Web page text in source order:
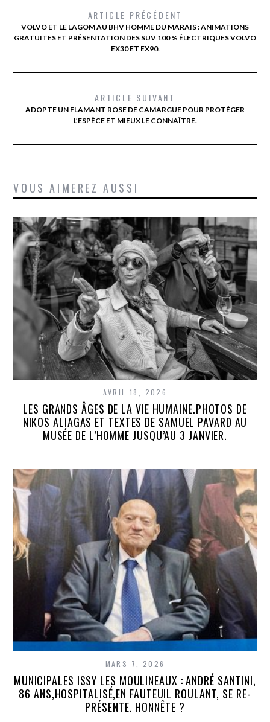
ARTICLE PRÉCÉDENT
VOLVO ET LE LAGOM AU BHV HOMME DU MARAIS : ANIMATIONS
GRATUITES ET PRÉSENTATION DES SUV 100 % ÉLECTRIQUES VOLVO
EX30 ET EX90.
ARTICLE SUIVANT
ADOPTE UN FLAMANT ROSE DE CAMARGUE POUR PROTÉGER
L’ESPÈCE ET MIEUX LE CONNAÎTRE.
VOUS AIMEREZ AUSSI
AVRIL 18, 2026
LES GRANDS ÂGES DE LA VIE HUMAINE.PHOTOS DE
NIKOS ALIAGAS ET TEXTES DE SAMUEL PAVARD AU
MUSÉE DE L’HOMME JUSQU’AU 3 JANVIER.
MARS 7, 2026
MUNICIPALES ISSY LES MOULINEAUX : ANDRÉ SANTINI,
86 ANS,HOSPITALISÉ,EN FAUTEUIL ROULANT, SE RE-
PRÉSENTE. HONNÊTE ?